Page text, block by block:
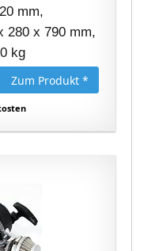
mm,
280 x 790 mm,
kg
Zum Produkt *